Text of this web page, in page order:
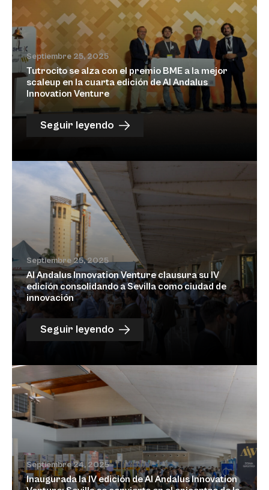
Septiembre 25, 2025
Tutrocito se alza con el premio BME a la mejor
scaleup en la cuarta edición de Al Andalus
Innovation Venture
Seguir leyendo
Septiembre 25, 2025
Al Andalus Innovation Venture clausura su IV
edición consolidando a Sevilla como ciudad de
innovación
Seguir leyendo
Septiembre 24, 2025
Inaugurada la IV edición de Al Andalus Innovation